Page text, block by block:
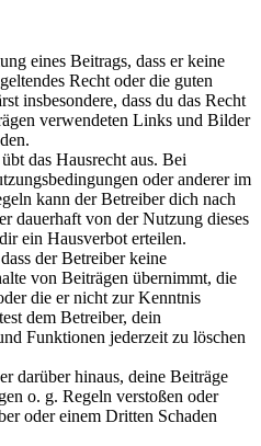
eines Beitrags, dass er keine
Recht oder die guten
insbesondere, dass du das Recht
verwendeten Links und Bilder
das Hausrecht aus. Bei
oder anderer im
kann der Betreiber dich nach
dauerhaft von der Nutzung dieses
ein Hausverbot erteilen.
der Betreiber keine
von Beiträgen übernimmt, die
die er nicht zur Kenntnis
dem Betreiber, dein
Funktionen jederzeit zu löschen
darüber hinaus, deine Beiträge
o. g. Regeln verstoßen oder
oder einem Dritten Schaden